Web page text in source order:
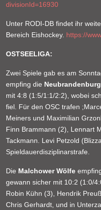
divisionId=16930
Unter RODI-DB findet ihr
Bereich Eishockey. https://
OSTSEELIGA:
Zwei Spiele gab es am
empfing die
mit 4:8 (1:5/1:1/2:2), wobei
fiel. Für den OSC trafen
Meiners und Maximilian
Finn Brammann (2), Lennart
Tackmann. Levi Petzold
Spieldauerdisziplinarstrafe.
Die Malchower Wölfe
gewann sicher mit 10:2 (1:0/
Robin Kühn (3), Hendrik
Chris Gerhardt, und in